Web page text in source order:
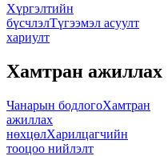
Хүргэлтийн
бүсчлэлТүгээмэл асуулт
хариулт
Хамтран ажиллах
Чанарын бодлогоХамтран
ажиллах
нөхцөлХарилцагчийн
тооцоо нийлэлт